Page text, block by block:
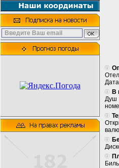
В
Душ